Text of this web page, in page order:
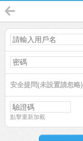
安全提問(未設置請忽略)
點擊重新加載